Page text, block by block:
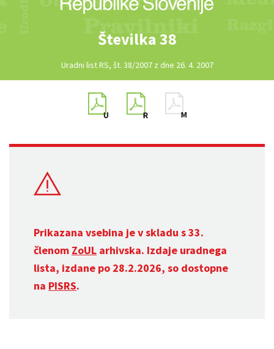
Številka 38
Uradni list RS, št. 38/2007 z dne 26. 4. 2007
Prikazana vsebina je v skladu s 33.
členom ZoUL arhivska. Izdaje uradnega
lista, izdane po 28.2.2026, so dostopne
na PISRS.